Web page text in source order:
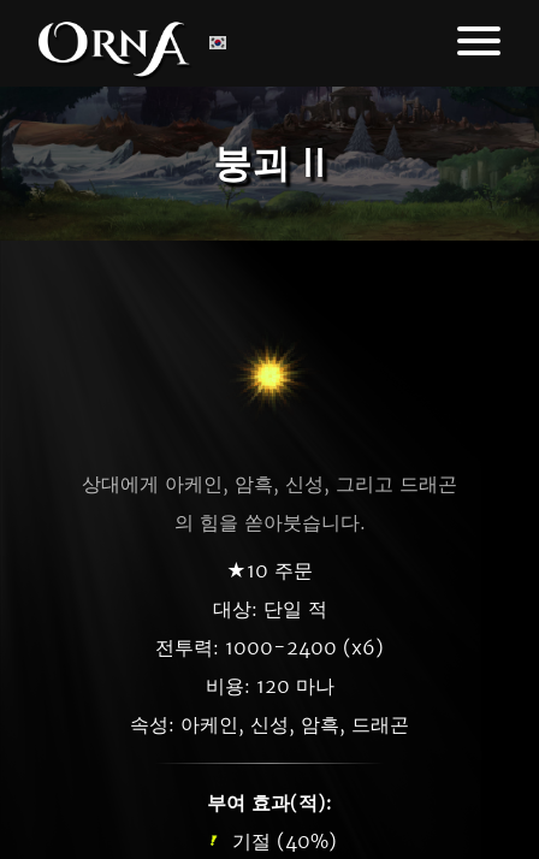
붕괴 II
상대에게 아케인, 암흑, 신성, 그리고 드래곤
의 힘을 쏟아붓습니다.
★10 주문
대상: 단일 적
전투력: 1000-2400 (x6)
비용: 120 마나
속성: 아케인, 신성, 암흑, 드래곤
부여 효과(적):
기절 (40%)